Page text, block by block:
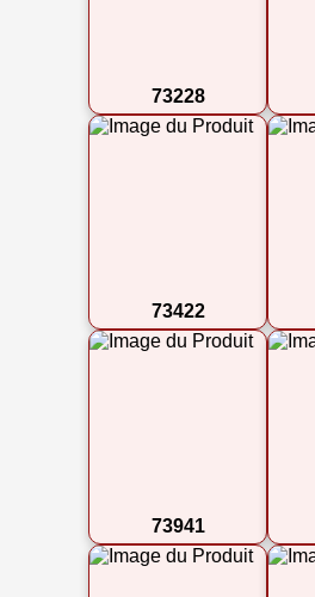
73228
73422
73941